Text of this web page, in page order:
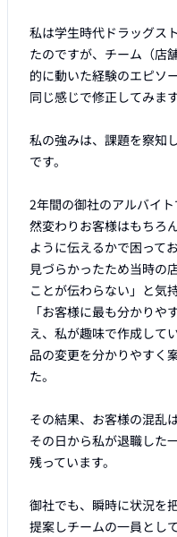
私は学生時代ドラッグス
たのですが、チーム（店
的に動いた経験のエピソ
同じ感じで修正してみます
私の強みは、課題を察知
です。
2年間の御社のアルバイ
然変わりお客様はもちろ
ように伝えるかで困って
見づらかったため当時の
ことが伝わらない」と気
「お客様に最も分かり
え、私が趣味で作成して
品の変更を分かりやすく
た。
その結果、お客様の混乱
その日から私が退職した
残っています。
御社でも、瞬時に状況を
提案しチームの一員とし